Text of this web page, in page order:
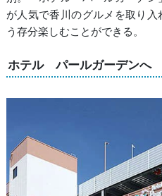
が人気で香川のグルメを取り
う存分楽しむことができる。
ホテル パールガーデンへ